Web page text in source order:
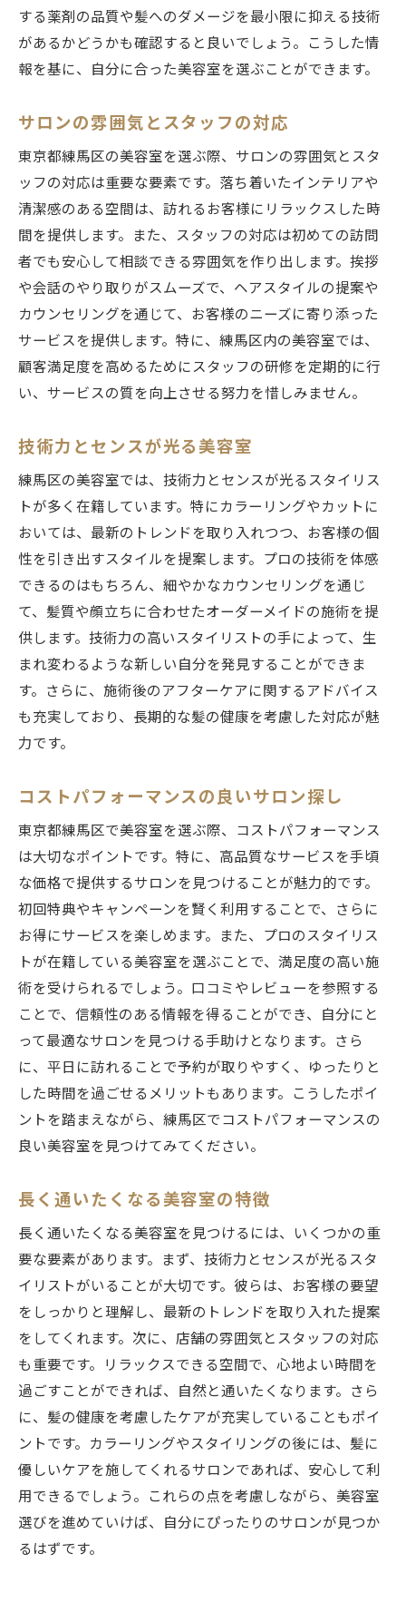
する薬剤の品質や髪へのダメージを最小限に抑える技術
があるかどうかも確認すると良いでしょう。こうした情
報を基に、自分に合った美容室を選ぶことができます。
サロンの雰囲気とスタッフの対応
東京都練馬区の美容室を選ぶ際、サロンの雰囲気とスタ
ッフの対応は重要な要素です。落ち着いたインテリアや
清潔感のある空間は、訪れるお客様にリラックスした時
間を提供します。また、スタッフの対応は初めての訪問
者でも安心して相談できる雰囲気を作り出します。挨拶
や会話のやり取りがスムーズで、ヘアスタイルの提案や
カウンセリングを通じて、お客様のニーズに寄り添った
サービスを提供します。特に、練馬区内の美容室では、
顧客満足度を高めるためにスタッフの研修を定期的に行
い、サービスの質を向上させる努力を惜しみません。
技術力とセンスが光る美容室
練馬区の美容室では、技術力とセンスが光るスタイリス
トが多く在籍しています。特にカラーリングやカットに
おいては、最新のトレンドを取り入れつつ、お客様の個
性を引き出すスタイルを提案します。プロの技術を体感
できるのはもちろん、細やかなカウンセリングを通じ
て、髪質や顔立ちに合わせたオーダーメイドの施術を提
供します。技術力の高いスタイリストの手によって、生
まれ変わるような新しい自分を発見することができま
す。さらに、施術後のアフターケアに関するアドバイス
も充実しており、長期的な髪の健康を考慮した対応が魅
力です。
コストパフォーマンスの良いサロン探し
東京都練馬区で美容室を選ぶ際、コストパフォーマンス
は大切なポイントです。特に、高品質なサービスを手頃
な価格で提供するサロンを見つけることが魅力的です。
初回特典やキャンペーンを賢く利用することで、さらに
お得にサービスを楽しめます。また、プロのスタイリス
トが在籍している美容室を選ぶことで、満足度の高い施
術を受けられるでしょう。口コミやレビューを参照する
ことで、信頼性のある情報を得ることができ、自分にと
って最適なサロンを見つける手助けとなります。さら
に、平日に訪れることで予約が取りやすく、ゆったりと
した時間を過ごせるメリットもあります。こうしたポイ
ントを踏まえながら、練馬区でコストパフォーマンスの
良い美容室を見つけてみてください。
長く通いたくなる美容室の特徴
長く通いたくなる美容室を見つけるには、いくつかの重
要な要素があります。まず、技術力とセンスが光るスタ
イリストがいることが大切です。彼らは、お客様の要望
をしっかりと理解し、最新のトレンドを取り入れた提案
をしてくれます。次に、店舗の雰囲気とスタッフの対応
も重要です。リラックスできる空間で、心地よい時間を
過ごすことができれば、自然と通いたくなります。さら
に、髪の健康を考慮したケアが充実していることもポイ
ントです。カラーリングやスタイリングの後には、髪に
優しいケアを施してくれるサロンであれば、安心して利
用できるでしょう。これらの点を考慮しながら、美容室
選びを進めていけば、自分にぴったりのサロンが見つか
るはずです。